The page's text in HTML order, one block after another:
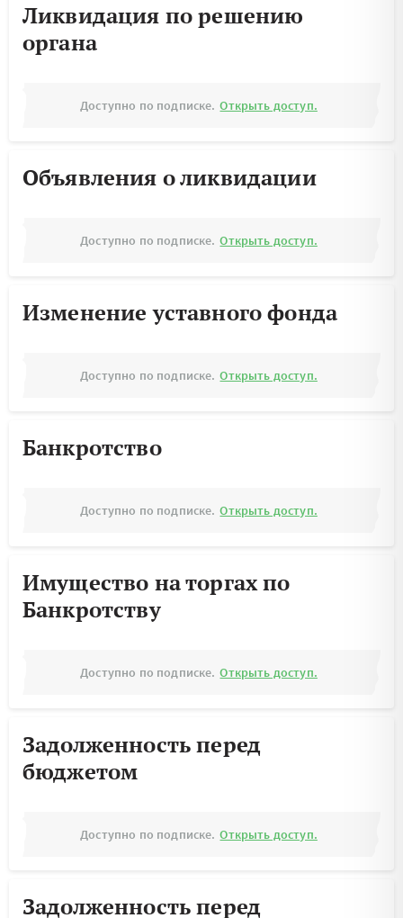
Ликвидация по решению
органа
Доступно по подписке. Открыть доступ.
Объявления о ликвидации
Доступно по подписке. Открыть доступ.
Изменение уставного фонда
Доступно по подписке. Открыть доступ.
Банкротство
Доступно по подписке. Открыть доступ.
Имущество на торгах по
Банкротству
Доступно по подписке. Открыть доступ.
Задолженность перед
бюджетом
Доступно по подписке. Открыть доступ.
Задолженность перед